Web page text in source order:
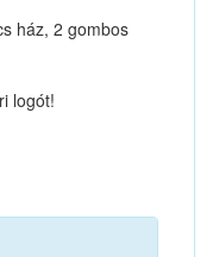
ház, 2 gombos
logót!